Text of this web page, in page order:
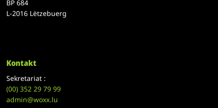
BP 684
L-2016 Lëtzebuerg
Kontakt
Sekretariat :
(00)352 29 79 99
admin@woxx.lu